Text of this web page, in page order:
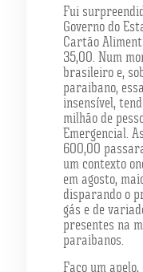
Fui
Governo do
Cartão
35,00. Num
brasileiro e,
paraibano,
insensível,
milhão de
Emergencial.
600,00
um contexto
em agosto,
disparando o
gás e de
presentes na
paraibanos.
Faço um